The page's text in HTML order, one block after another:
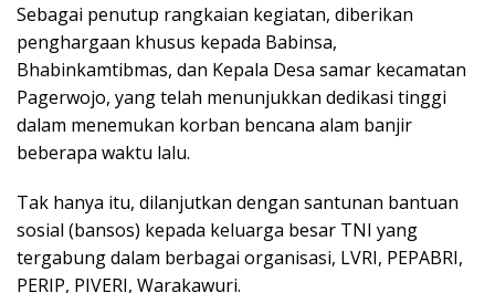
Sebagai penutup rangkaian kegiatan, diberikan
penghargaan khusus kepada Babinsa,
Bhabinkamtibmas, dan Kepala Desa samar kecamatan
Pagerwojo, yang telah menunjukkan dedikasi tinggi
dalam menemukan korban bencana alam banjir
beberapa waktu lalu.
Tak hanya itu, dilanjutkan dengan santunan bantuan
sosial (bansos) kepada keluarga besar TNI yang
tergabung dalam berbagai organisasi, LVRI, PEPABRI,
PERIP, PIVERI, Warakawuri.